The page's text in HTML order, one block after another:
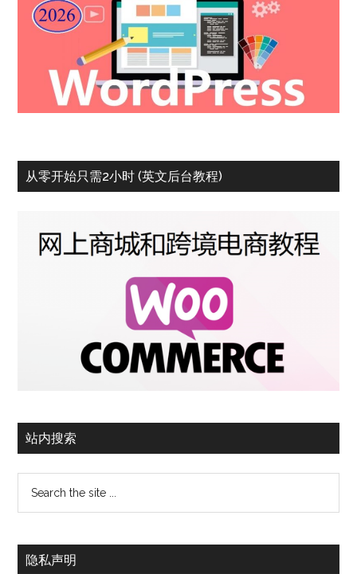
从零开始只需2小时 (英文后台教程)
站内搜索
隐私声明